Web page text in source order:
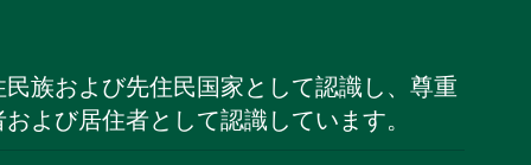
族および先住民国家として認識し、尊重
よび居住者として認識しています。